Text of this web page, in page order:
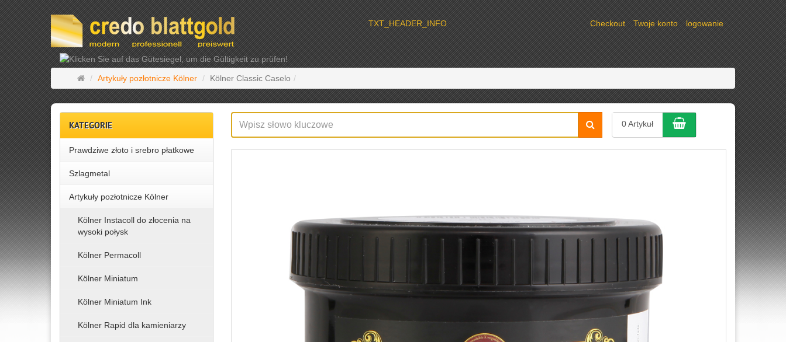
Checkout Twoje konto logowanie
TXT_HEADER_INFO
Strona
główna
Artykuły pozłotnicze Kölner Kölner Classic Caselo
0 Artykuł Koszyk z zakupami
KATEGORIE
Prawdziwe złoto i srebro płatkowe
Szlagmetal
Artykuły pozłotnicze Kölner
Kölner Instacoll do złocenia na
wysoki połysk
Kölner Permacoll
Kölner Miniatum
Kölner Miniatum Ink
Kölner Rapid dla kamieniarzy